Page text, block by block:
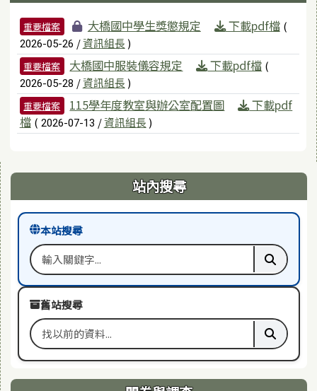
檔案列表
重要檔案 大橋國中學生獎懲規定 下載pdf檔 (
2026-05-26 /資訊組長 )
重要檔案 大橋國中服裝儀容規定 下載pdf檔 (
2026-05-28 /資訊組長 )
重要檔案 115學年度教室與辦公室配置圖
下載pdf
檔 ( 2026-07-13 /資訊組長 )
右邊區域內容 站內搜尋
本站搜尋
搜尋關鍵字 執行本
舊站搜尋
搜尋舊站關鍵字 執行舊